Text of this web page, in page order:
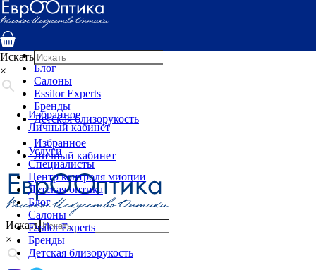
Услуги
Специалисты
Детская оптика
Блог
Салоны
Essilor Experts
Бренды
Детская близорукость
Избранное
Личный кабинет
Искать
×
Искать
×
Избранное
Личный кабинет
Услуги
Специалисты
Центр контроля миопии
Детская оптика
Блог
Салоны
Essilor Experts
Бренды
Детская близорукость